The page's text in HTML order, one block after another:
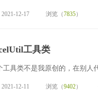
2021-12-17 浏览（7835）
工具类
工具类不是我原创的，在别
2021-12-11 浏览（9402）